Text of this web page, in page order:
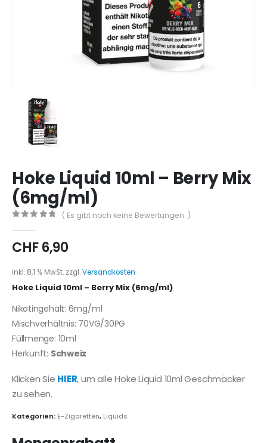
Hoke Liquid 10ml – Berry Mix
(6mg/ml)
( Es gibt noch keine Bewertungen. )
CHF6,90
inkl. 8,1 % MwSt. zzgl.Versandkosten
Hoke Liquid 10ml – Berry Mix (6mg/ml)
Nikotingehalt: 6mg/ml
Mischverhältnis: 70VG/30PG
Füllmenge: 10ml
Herkunft: Schweiz
Klicken Sie HIER, um alle Hoke Liquid 10ml Geschmäcker
zu sehen.
Kategorien: E-Zigaretten, Liquids